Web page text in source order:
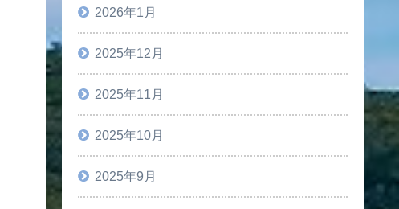
2026年1月
2025年12月
2025年11月
2025年10月
2025年9月